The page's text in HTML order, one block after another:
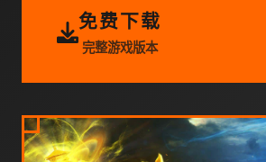
免费下载
完整游戏版本